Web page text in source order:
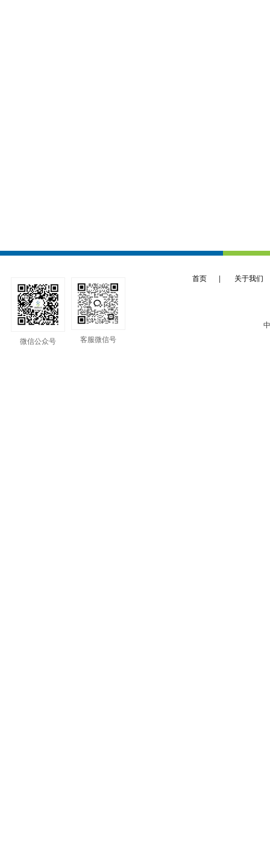
首页 关于我们
微信公众号
客服微信号